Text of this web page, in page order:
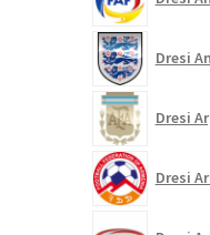
Dresi
Dresi
Dresi